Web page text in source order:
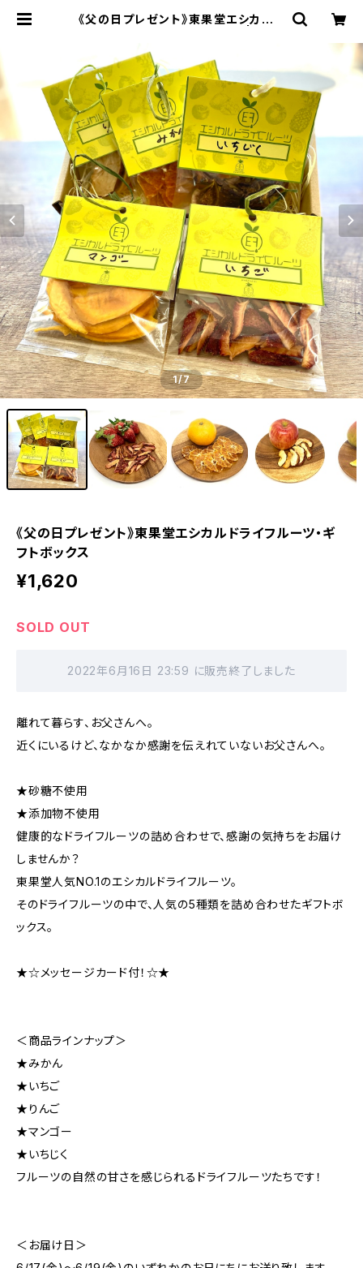
《父の日プレゼント》東果堂エシカルド
ドライフルーツ・無添加おやつ・低糖質
おやつ・無添加・低カロリー・低糖質
1/7
《父の日プレゼント》東果堂エシカルドライフルーツ・ギ
フトボックス
¥1,620
SOLD OUT
2022年6月16日 23:59 に販売終了しました
離れて暮らす、お父さんへ。
近くにいるけど、なかなか感謝を伝えれていないお父さんへ。
★砂糖不使用
★添加物不使用
健康的なドライフルーツの詰め合わせで、感謝の気持ちをお届け
しませんか？
東果堂人気NO.1のエシカルドライフルーツ。
そのドライフルーツの中で、人気の5種類を詰め合わせたギフトボ
ックス。
★☆メッセージカード付！☆★
＜商品ラインナップ＞
★みかん
★いちご
★りんご
★マンゴー
★いちじく
フルーツの自然の甘さを感じられるドライフルーツたちです！
＜お届け日＞